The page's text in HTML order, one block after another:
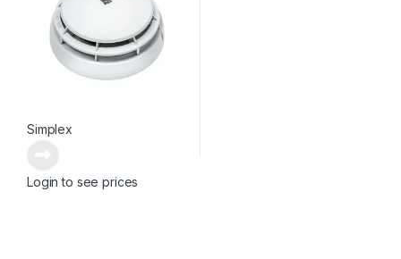
Simplex
Login to see prices